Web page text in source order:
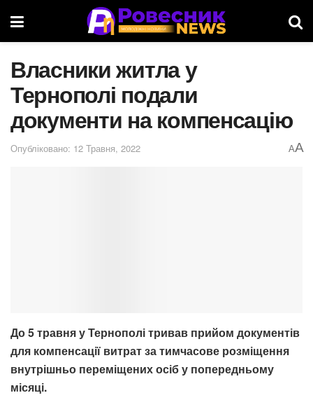
Власники житла у
Тернополі подали
документи на компенсацію
Опубліковано: 12 Травня, 2022 AA
До 5 травня у Тернополі тривав прийом документів
для компенсації витрат за тимчасове розміщення
внутрішньо переміщених осіб у попередньому
місяці.